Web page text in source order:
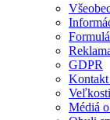
GDPR
Kontakt
Médiá